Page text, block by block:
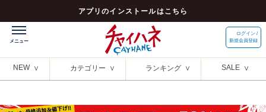
アプリのインストールはこちら
ログイン /
新規会員登録
NEW カテゴリー ランキング SALE